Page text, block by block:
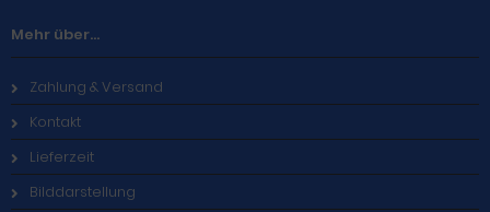
Mehr über...
Zahlung & Versand
Kontakt
Lieferzeit
Bilddarstellung